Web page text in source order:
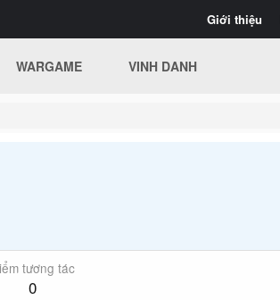
Giới thiệu
WARGAME VINH DANH
tương tác
0